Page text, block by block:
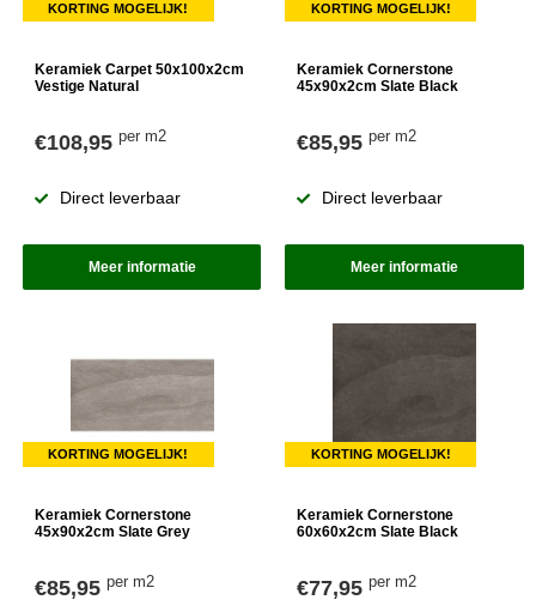
KORTING MOGELIJK!
Keramiek Carpet 50x100x2cm
Vestige Natural
€108,95 per m2
Direct leverbaar
Meer informatie
KORTING MOGELIJK!
Keramiek Cornerstone
45x90x2cm Slate Black
€85,95per m2
Direct leverbaar
Meer informatie
KORTING MOGELIJK!
Keramiek Cornerstone
45x90x2cm Slate Grey
€85,95 per m2
KORTING MOGELIJK!
Keramiek Cornerstone
60x60x2cm Slate Black
€77,95per m2